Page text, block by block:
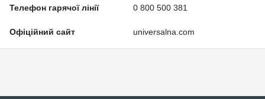
Телефон гарячої лінії 0 800 500 381
Офіційний сайт universalna.com